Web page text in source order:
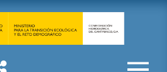
prensa